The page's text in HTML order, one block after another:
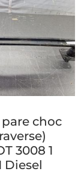
choc
3008 1
Diesel